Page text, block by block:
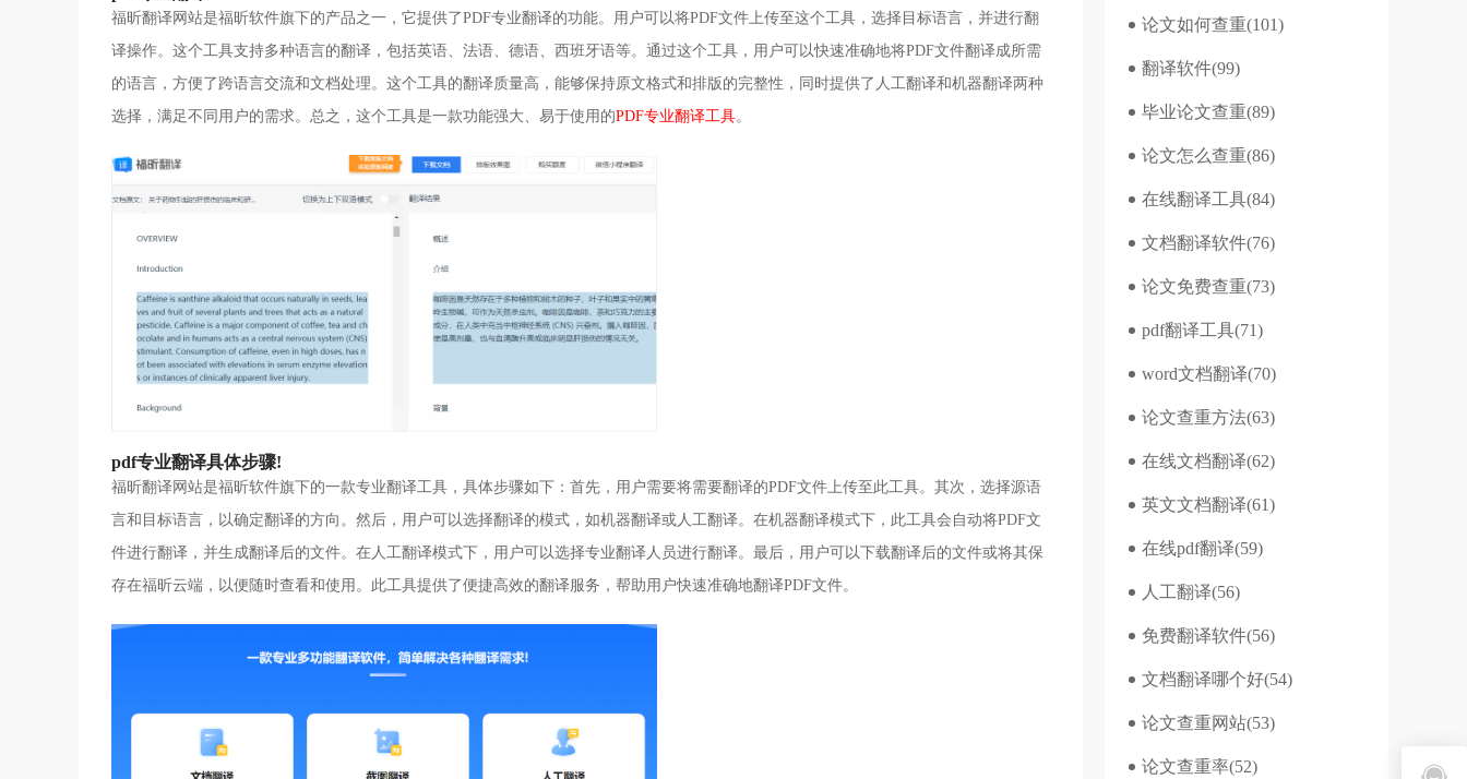
福昕翻译网站是福昕软件旗下的产品之一，它提供了PDF专业翻译的功能。用户可以将PDF文件上传至这个工具，选择目标语言，并进行翻
译操作。这个工具支持多种语言的翻译，包括英语、法语、德语、西班牙语等。通过这个工具，用户可以快速准确地将PDF文件翻译成所需
的语言，方便了跨语言交流和文档处理。这个工具的翻译质量高，能够保持原文格式和排版的完整性，同时提供了人工翻译和机器翻译两种
选择，满足不同用户的需求。总之，这个工具是一款功能强大、易于使用的PDF专业翻译工具。
pdf专业翻译具体步骤!
福昕翻译网站是福昕软件旗下的一款专业翻译工具，具体步骤如下：首先，用户需要将需要翻译的PDF文件上传至此工具。其次，选择源语
言和目标语言，以确定翻译的方向。然后，用户可以选择翻译的模式，如机器翻译或人工翻译。在机器翻译模式下，此工具会自动将PDF文
件进行翻译，并生成翻译后的文件。在人工翻译模式下，用户可以选择专业翻译人员进行翻译。最后，用户可以下载翻译后的文件或将其保
存在福昕云端，以便随时查看和使用。此工具提供了便捷高效的翻译服务，帮助用户快速准确地翻译PDF文件。
论文如何查重(101)
翻译软件(99)
毕业论文查重(89)
论文怎么查重(86)
在线翻译工具(84)
文档翻译软件(76)
论文免费查重(73)
pdf翻译工具(71)
word文档翻译(70)
论文查重方法(63)
在线文档翻译(62)
英文文档翻译(61)
在线pdf翻译(59)
人工翻译(56)
免费翻译软件(56)
文档翻译哪个好(54)
论文查重网站(53)
论文查重率(52)